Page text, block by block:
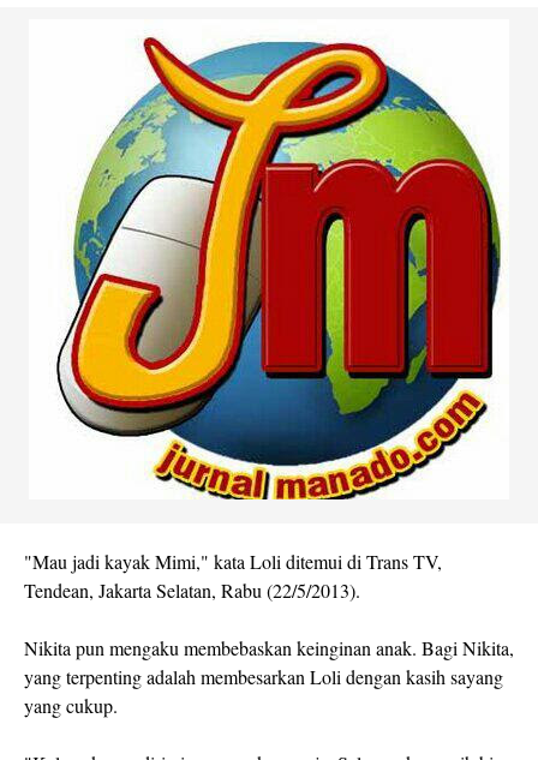
"Mau jadi kayak Mimi," kata Loli ditemui di Trans TV,
Tendean, Jakarta Selatan, Rabu (22/5/2013).
Nikita pun mengaku membebaskan keinginan anak. Bagi Nikita,
yang terpenting adalah membesarkan Loli dengan kasih sayang
yang cukup.